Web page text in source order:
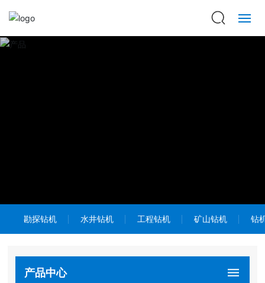
乐球（中国）
勘探钻机 水井钻机 工程钻机 矿山钻机 钻
产品中心